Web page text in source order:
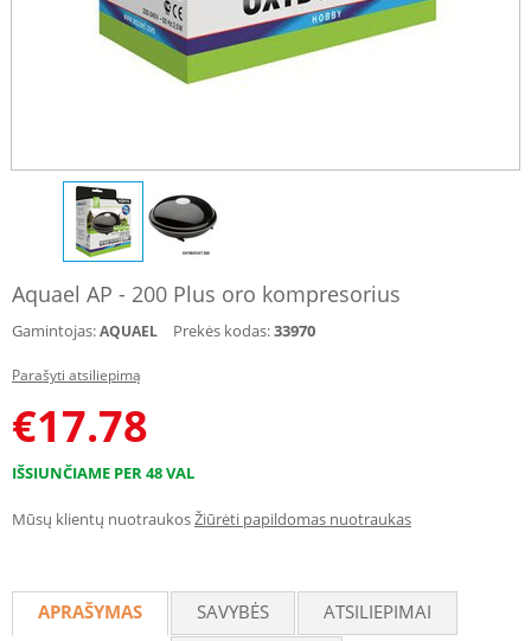
Aquael AP - 200 Plus oro kompresorius
Gamintojas:AQUAEL Prekės kodas:33970
Parašyti atsiliepimą
€17.78
IŠSIUNČIAME PER 48 VAL
Mūsų klientų nuotraukosŽiūrėti papildomas nuotraukas
APRAŠYMAS SAVYBĖS
ATSILIEPIMAI